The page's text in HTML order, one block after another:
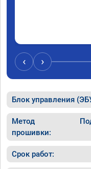
‹ ›
Блок управления
Метод
прошивки:
Срок работ: